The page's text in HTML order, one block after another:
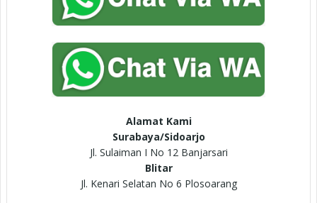
Alamat Kami
Surabaya/Sidoarjo
Jl. Sulaiman I No 12 Banjarsari
Blitar
Jl. Kenari Selatan No 6 Plosoarang